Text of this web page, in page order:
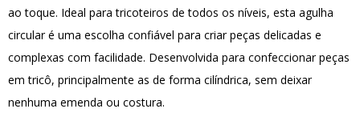
ao toque. Ideal para tricoteiros de todos os níveis, esta agulha
circular é uma escolha confiável para criar peças delicadas e
complexas com facilidade. Desenvolvida para confeccionar peças
em tricô, principalmente as de forma cilíndrica, sem deixar
nenhuma emenda ou costura.